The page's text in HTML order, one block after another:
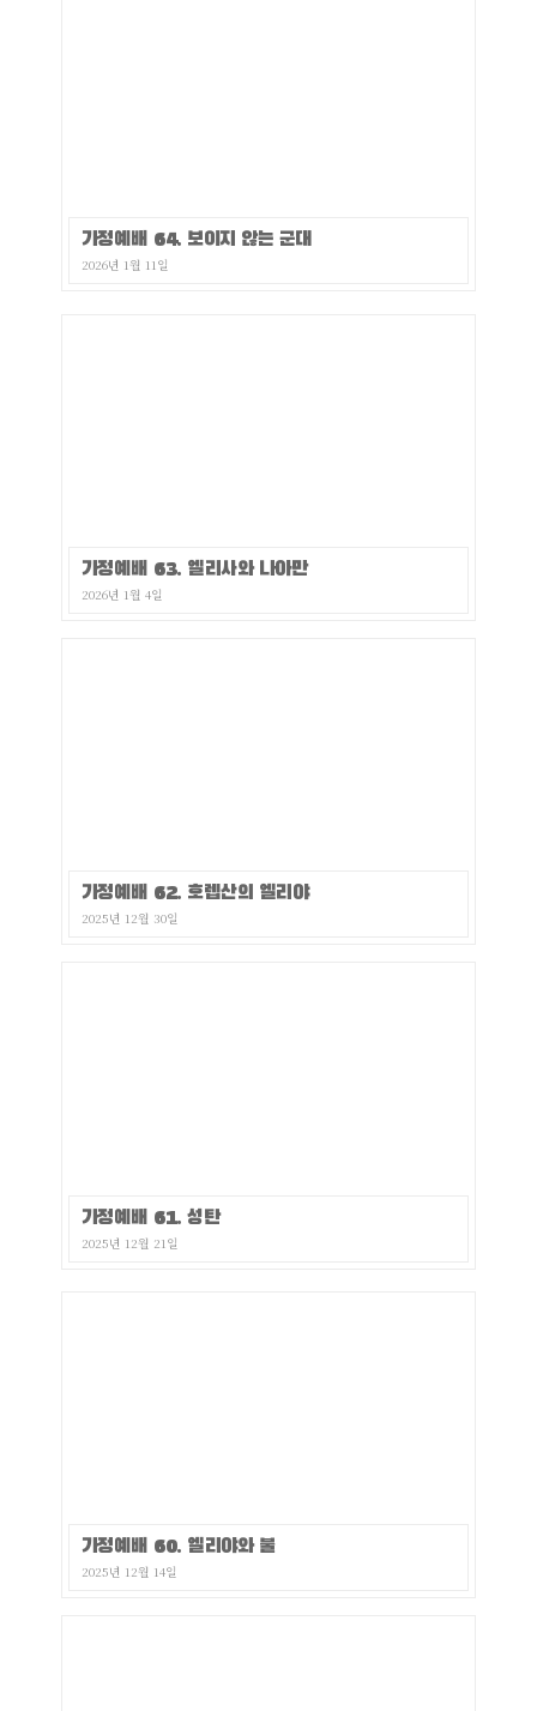
가정예배 64. 보이지 않는 군대
2026년 1월 11일
가정예배 63. 엘리사와 나아만
2026년 1월 4일
가정예배 62. 호렙산의 엘리야
2025년 12월 30일
가정예배 61. 성탄
2025년 12월 21일
가정예배 60. 엘리야와 불
2025년 12월 14일